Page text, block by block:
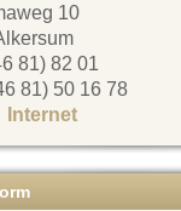
10
81) 82 01
81) 50 16 78
Internet